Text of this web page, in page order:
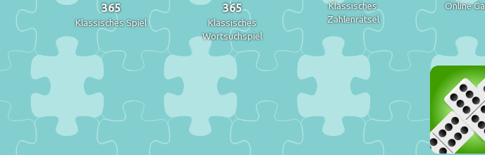
365
Klassisches Spiel
365
Klassisches
Wortsuchspiel
Klassisches
Zahlenrätsel
Online